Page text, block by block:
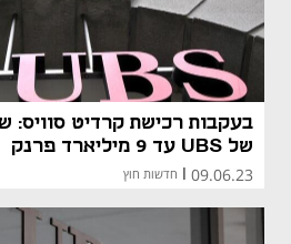
בעקבות רכישת קרדיט סוויס:
של UBS עד 9 מיליארד פרנק
09.06.23
| חדשות חוץ